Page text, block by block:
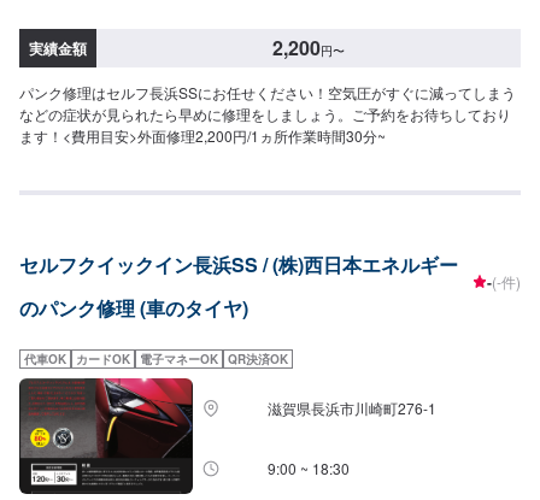
実績金額 2,200円〜
パンク修理はセルフ長浜SSにお任せください！空気圧がすぐに減ってしまう
などの症状が見られたら早めに修理をしましょう。ご予約をお待ちしており
ます！<費用目安>外面修理2,200円/1ヵ所作業時間30分~
セルフクイックイン長浜SS / (株)西日本エネルギー
のパンク修理 (車のタイヤ)
-(-件)
代車OK カードOK 電子マネーOK QR決済OK
滋賀県長浜市川崎町276-1
9:00 ~ 18:30